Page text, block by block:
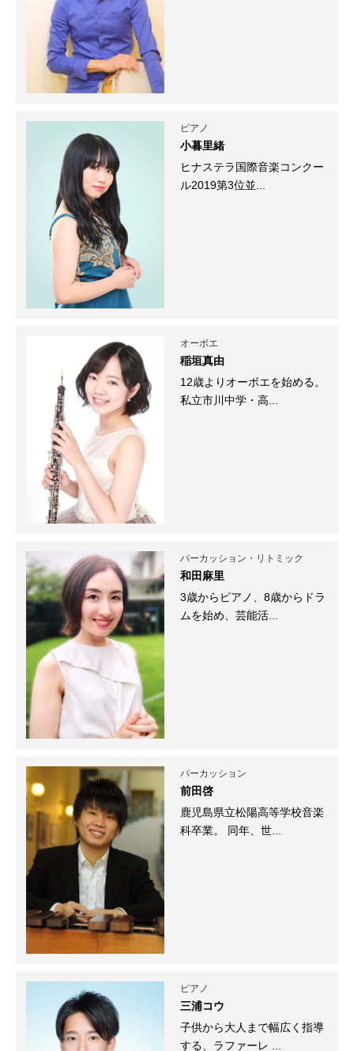
ピアノ
小暮里緒
ヒナステラ国際音楽コンクー
ル2019第3位並...
オーボエ
稲垣真由
12歳よりオーボエを始める。
私立市川中学・高...
パーカッション・リトミック
和田麻里
3歳からピアノ、8歳からドラ
ムを始め、芸能活...
パーカッション
前田啓
鹿児島県立松陽高等学校音楽
科卒業。 同年、世...
ピアノ
三浦コウ
子供から大人まで幅広く指導
する、ラファーレ ...